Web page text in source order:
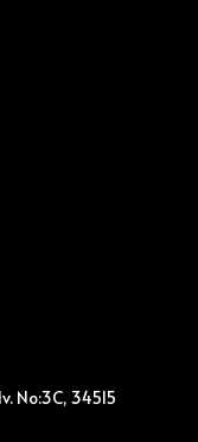
No:3C, 34515